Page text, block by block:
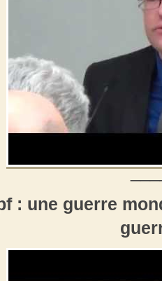
: une guerre